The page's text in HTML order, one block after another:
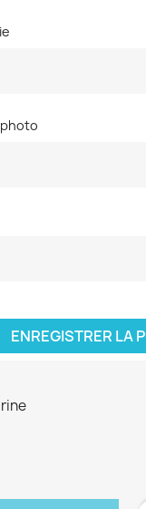
ENREGISTRER LA